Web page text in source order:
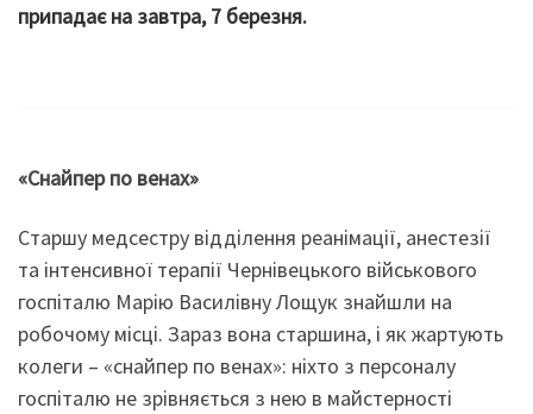
припадає на завтра, 7 березня.
«Снайпер по венах»
Старшу медсестру відділення реанімації, анестезії
та інтенсивної терапії Чернівецького військового
госпіталю Марію Василівну Лощук знайшли на
робочому місці. Зараз вона старшина, і як жартують
колеги – «снайпер по венах»: ніхто з персоналу
госпіталю не зрівняється з нею в майстерності